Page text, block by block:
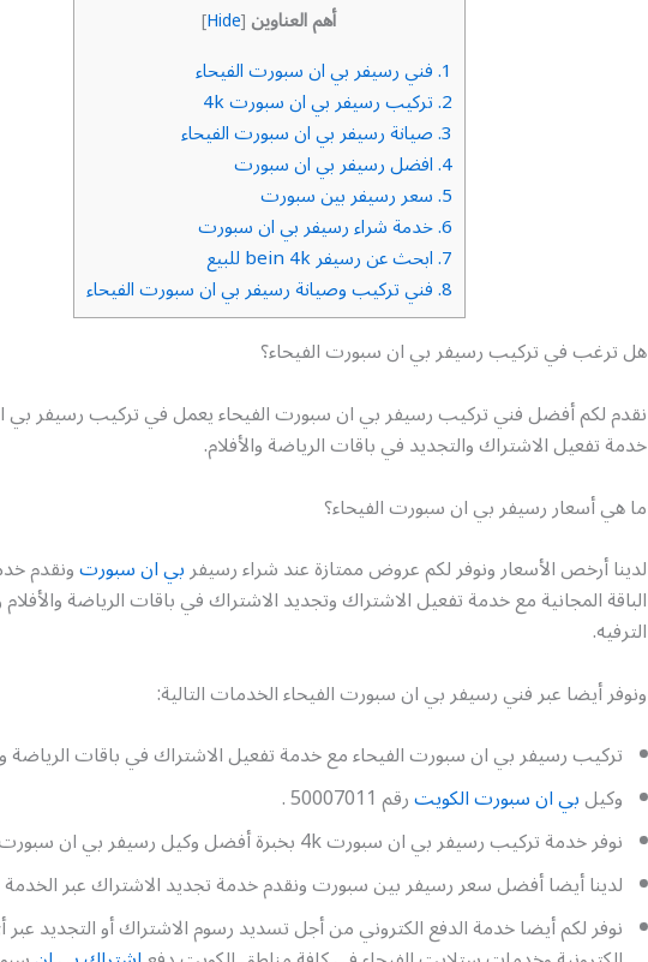
أهم العناوين [
Hide
]
1. فني رسيفر بي ان سبورت الفيحاء
2. تركيب رسيفر بي ان سبورت 4k
3. صيانة رسيفر بي ان سبورت الفيحاء
4. افضل رسيفر بي ان سبورت
5. سعر رسيفر بين سبورت
6. خدمة شراء رسيفر بي ان سبورت
7. ابحث عن رسيفر bein 4k للبيع
8. فني تركيب وصيانة رسيفر بي ان سبورت الفيحاء
هل ترغب في تركيب رسيفر بي ان سبورت الفيحاء؟
نقدم لكم أفضل فني تركيب رسيفر بي ان سبورت الفيحاء يعمل في تركيب رسيفر
خدمة تفعيل الاشتراك والتجديد في باقات الرياضة والأفلام.
ما هي أسعار رسيفر بي ان سبورت الفيحاء؟
لدينا أرخص الأسعار ونوفر لكم عروض ممتازة عند شراء رسيفربي ان سبورتونقدم
الباقة المجانية مع خدمة تفعيل الاشتراك وتجديد الاشتراك في باقات الرياضة
الترفيه.
ونوفر أيضا عبر فني رسيفر بي ان سبورت الفيحاء الخدمات التالية:
تركيب رسيفر بي ان سبورت الفيحاء مع خدمة تفعيل الاشتراك في باقات الرياضة
وكيلبي ان سبورت الكويترقم 50007011 .
نوفر خدمة تركيب رسيفر بي ان سبورت 4k بخبرة أفضل وكيل رسيفر بي ان سبورت الفيحاء.
لدينا أيضا أفضل سعر رسيفر بين سبورت ونقدم خدمة تجديد الاشتراك عبر الخدمة
نوفر لكم أيضا خدمة الدفع الكتروني من أجل تسديد رسوم الاشتراك أو التجديد